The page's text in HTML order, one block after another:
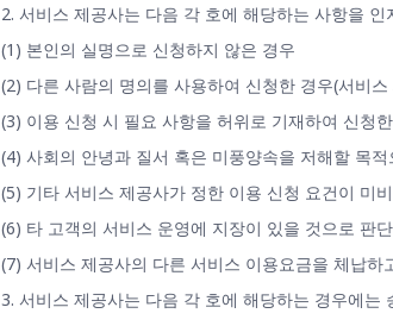
2. 서비스 제공사는 다음 각 호에 해당하는 사항을
(1) 본인의 실명으로 신청하지 않은 경우
(2) 다른 사람의 명의를 사용하여 신청한 경우(서비
(3) 이용 신청 시 필요 사항을 허위로 기재하여 신청
(4) 사회의 안녕과 질서 혹은 미풍양속을 저해할 목
(5) 기타 서비스 제공사가 정한 이용 신청 요건이 미
(6) 타 고객의 서비스 운영에 지장이 있을 것으로 판
(7) 서비스 제공사의 다른 서비스 이용요금을 체납하
3. 서비스 제공사는 다음 각 호에 해당하는 경우에는